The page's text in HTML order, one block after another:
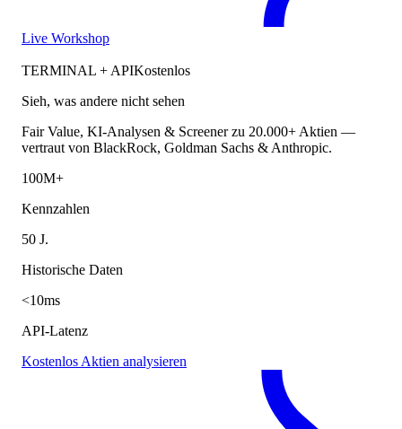
Live Workshop
TERMINAL + APIKostenlos
Sieh, was andere nicht sehen
Fair Value, KI-Analysen & Screener zu 20.000+ Aktien —
vertraut von BlackRock, Goldman Sachs & Anthropic.
100M+
Kennzahlen
50 J.
Historische Daten
<10ms
API-Latenz
Kostenlos Aktien analysieren